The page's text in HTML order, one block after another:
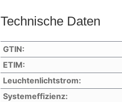
Technische Daten
GTIN:
ETIM:
Leuchtenlichtstrom:
Systemeffizienz: